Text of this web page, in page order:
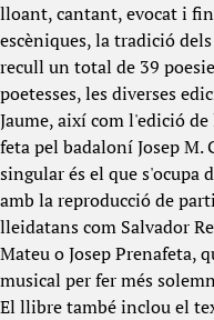
lloant, cantant, evocat i
escèniques, la tradició
recull un total de 39
poetesses, les diverses
Jaume, així com l'edició
feta pel badaloní Josep
singular és el que s'ocupa
amb la reproducció de
lleidatans com Salvador
Mateu o Josep Prenafeta,
musical per fer més
El llibre també inclou el